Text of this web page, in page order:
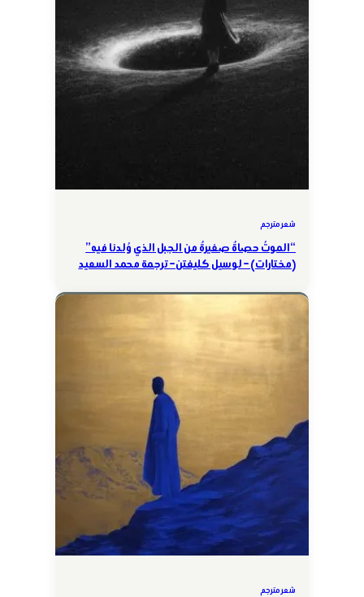
شعر مترجم
“الموتُ حصاةٌ صغيرةٌ من الجبل الذي وُلدنا فيه”
(مختارات) – لوسيل كليفتن – ترجمة محمد السعيد
شعر مترجم